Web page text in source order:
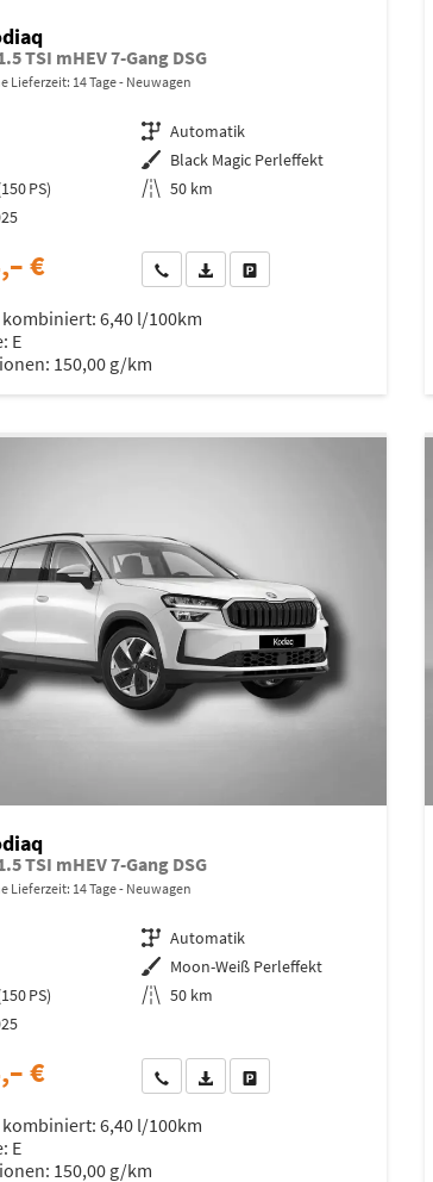
TSI mHEV 7-Gang DSG
Lieferzeit: 14 Tage Neuwagen
Getriebe Automatik
Außenfarbe Black Magic Perleffekt
PS) Kilometerstand 50 km
€ Wir rufen Sie an
Fahrzeugexposé (PDF)
Fahrzeug parken
6,40 l/100km
E
150,00 g/km
TSI mHEV 7-Gang DSG
Lieferzeit: 14 Tage Neuwagen
Getriebe Automatik
Außenfarbe Moon-Weiß Perleffekt
PS) Kilometerstand 50 km
€ Wir rufen Sie anFahrzeugexposé (PDF)
Fahrzeug parken
6,40 l/100km
E
150,00 g/km